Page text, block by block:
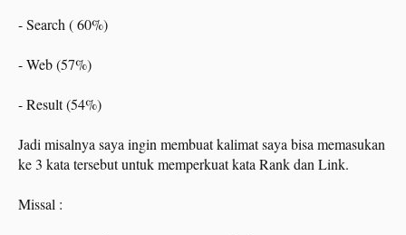
- Search ( 60%)
- Web (57%)
- Result (54%)
Jadi misalnya saya ingin membuat kalimat saya bisa memasukan
ke 3 kata tersebut untuk memperkuat kata Rank dan Link.
Missal :